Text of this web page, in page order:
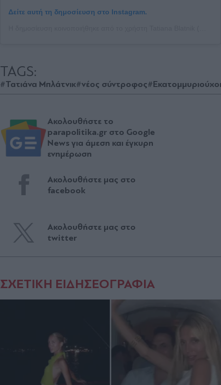
Δείτε αυτή τη δημοσίευση στο Instagram.
TAGS:
#Τατιάνα Μπλάτνικ#νέος σύντροφος#Εκατομμυριούχοι
Ακολουθήστε το
parapolitika.gr στο Google
News για άμεση και έγκυρη
ενημέρωση
Ακολουθήστε μας στο
facebook
Ακολουθήστε μας στο
twitter
ΣΧΕΤΙΚΗ ΕΙΔΗΣΕΟΓΡΑΦΙΑ